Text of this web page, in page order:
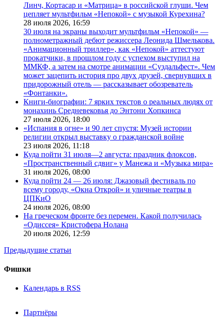
Линч, Кортасар и «Матрица» в российской глуши. Чем
цепляет мультфильм «Непокой» с музыкой Курехина?
28 июля 2026, 16:59
30 июля на экраны выходит мультфильм «Непокой» —
полнометражный дебют режиссера Леонида Шмелькова.
«Анимационный триллер», как «Непокой» аттестуют
прокатчики, в прошлом году с успехом выступил на
ММКФ, а затем на смотре анимации «Суздальфест». Чем
может зацепить история про двух друзей, свернувших в
придорожный отель — рассказывает обозреватель
«Фонтанки».
Книги-биографии: 7 ярких текстов о реальных людях от
монахинь Средневековья до Энтони Хопкинса
27 июля 2026, 18:00
«Испания в огне» и 90 лет спустя: Музей истории
религии открыл выставку о гражданской войне
23 июля 2026, 11:18
Куда пойти 31 июля—2 августа: праздник флоксов,
«Пространственный сдвиг» у Манежа и «Музыка мира»
31 июля 2026, 08:00
Куда пойти 24 — 26 июля: Джазовый фестиваль по
всему городу, «Окна Открой» и уличные театры в
ЦПКиО
24 июля 2026, 08:00
На греческом фронте без перемен. Какой получилась
«Одиссея» Кристофера Нолана
20 июля 2026, 12:59
Предыдущие статьи
Фишки
Календарь в RSS
Партнёры